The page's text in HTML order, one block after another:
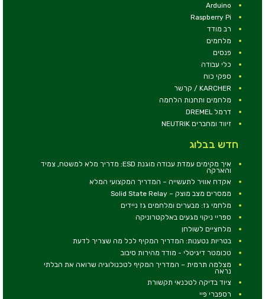
Arduino
Raspberry Pi
רב מודד
מלחמים
פנסים
כלי עבודה
ספקי כוח
KARCHER / קרשר
מלחמים ותחנות הלחמה
דרמל DREMEL
זיווד ומחברים NEUTRIK
חדש בבלוג
איך מקימים עמדת עבודה מוגנת ESD: מדריך מלא למשטח, צמיד
והארקה
אקדח אוויר לתעשייה – המדריך המקצועי המלא
ממסרים מצב מוצק – Solid State Relay
מלחמי גז: מבערים ומלחמים גז ניידים
ספריי ניקוי מגעים באלקטרוניקה
מלחציים לשולחן
בטריות נטענות: המדריך המקיף לכל מה שצריך לדעת
טכומטר דיגיטלי - מודד מהירות סיבוב
מצלמה תרמית – המדריך המקיף לטכנולוגיה שרואה את הבלתי
נראה
ציוד בדיקה לטכנאי תקשורת
רספברי פיי